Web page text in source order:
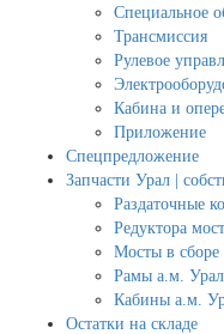
Специальное
Трансмиссия
Рулевое
Кабина и
Приложение
Спецпредложение
Запчасти Урал |
Раздаточные
Редуктора
Мосты в сборе
Рамы а.м. Урал
Кабины а.м.
Остатки на складе